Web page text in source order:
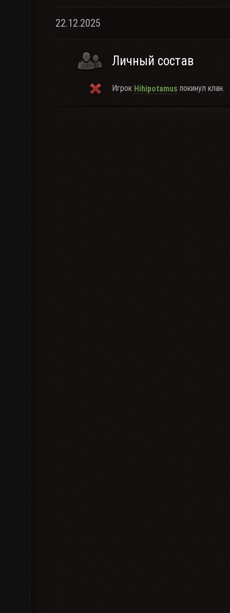
22.12.2025
Личный состав
Игрок Hihipotamus покинул клан.